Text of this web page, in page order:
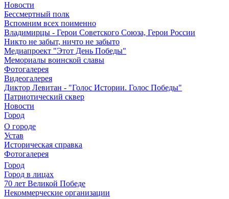
Новости
Бессмертный полк
Вспомним всех поименно
Владимирцы - Герои Советского Союза, Герои России
Никто не забыт, ничто не забыто
Медиапроект "Этот День Победы"
Мемориалы воинской славы
Фотогалерея
Видеогалерея
Диктор Левитан - "Голос Истории. Голос Победы"
Патриотический сквер
Новости
Город
О городе
Устав
Историческая справка
Фотогалерея
Город
Город в лицах
70 лет Великой Победе
Некоммерческие организации